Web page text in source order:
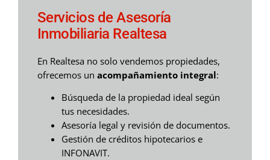
Servicios de Asesoría
Inmobiliaria Realtesa
En Realtesa no solo vendemos propiedades,
ofrecemos un acompañamiento integral:
Búsqueda de la propiedad ideal según
tus necesidades.
Asesoría legal y revisión de documentos.
Gestión de créditos hipotecarios e
INFONAVIT.